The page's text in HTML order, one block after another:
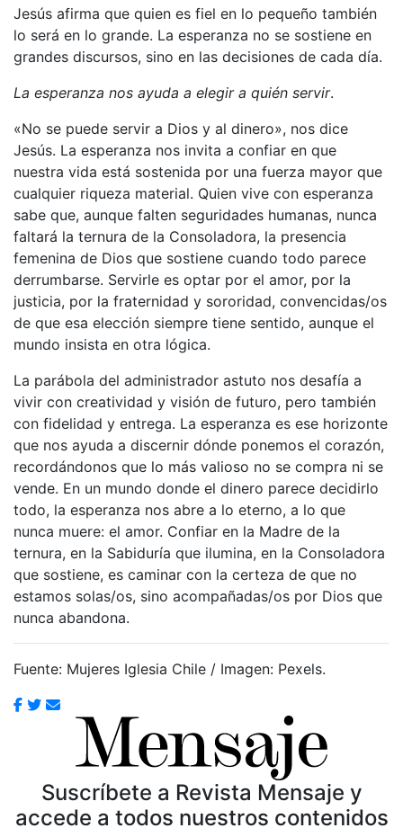
Jesús afirma que quien es fiel en lo pequeño también
lo será en lo grande. La esperanza no se sostiene en
grandes discursos, sino en las decisiones de cada día.
La esperanza nos ayuda a elegir a quién servir.
«No se puede servir a Dios y al dinero», nos dice
Jesús. La esperanza nos invita a confiar en que
nuestra vida está sostenida por una fuerza mayor que
cualquier riqueza material. Quien vive con esperanza
sabe que, aunque falten seguridades humanas, nunca
faltará la ternura de la Consoladora, la presencia
femenina de Dios que sostiene cuando todo parece
derrumbarse. Servirle es optar por el amor, por la
justicia, por la fraternidad y sororidad, convencidas/os
de que esa elección siempre tiene sentido, aunque el
mundo insista en otra lógica.
La parábola del administrador astuto nos desafía a
vivir con creatividad y visión de futuro, pero también
con fidelidad y entrega. La esperanza es ese horizonte
que nos ayuda a discernir dónde ponemos el corazón,
recordándonos que lo más valioso no se compra ni se
vende. En un mundo donde el dinero parece decidirlo
todo, la esperanza nos abre a lo eterno, a lo que
nunca muere: el amor. Confiar en la Madre de la
ternura, en la Sabiduría que ilumina, en la Consoladora
que sostiene, es caminar con la certeza de que no
estamos solas/os, sino acompañadas/os por Dios que
nunca abandona.
Fuente: Mujeres Iglesia Chile / Imagen: Pexels.
Suscríbete a Revista Mensaje y
accede a todos nuestros contenidos